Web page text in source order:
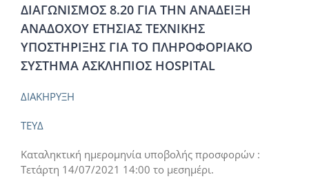
ΔΙΑΓΩΝΙΣΜΟΣ 8.20 ΓΙΑ ΤΗΝ ΑΝΑΔΕΙΞΗ
ΑΝΑΔΟΧΟΥ ΕΤΗΣΙΑΣ ΤΕΧΝΙΚΗΣ
ΥΠΟΣΤΗΡΙΞΗΣ ΓΙΑ ΤΟ ΠΛΗΡΟΦΟΡΙΑΚΟ
ΣΥΣΤΗΜΑ ΑΣΚΛΗΠΙΟΣ HOSPITAL
ΔΙΑΚΗΡΥΞΗ
ΤΕΥΔ
Καταληκτική ημερομηνία υποβολής προσφορών :
Τετάρτη 14/07/2021 14:00 το μεσημέρι.